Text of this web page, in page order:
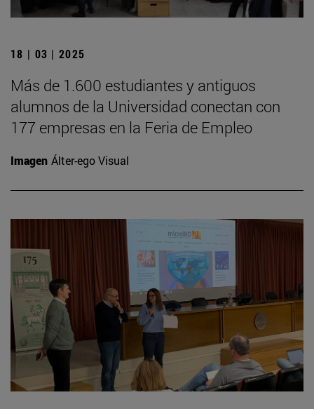
18 | 03 | 2025
Más de 1.600 estudiantes y antiguos
alumnos de la Universidad conectan con
177 empresas en la Feria de Empleo
Imagen Álter-ego Visual